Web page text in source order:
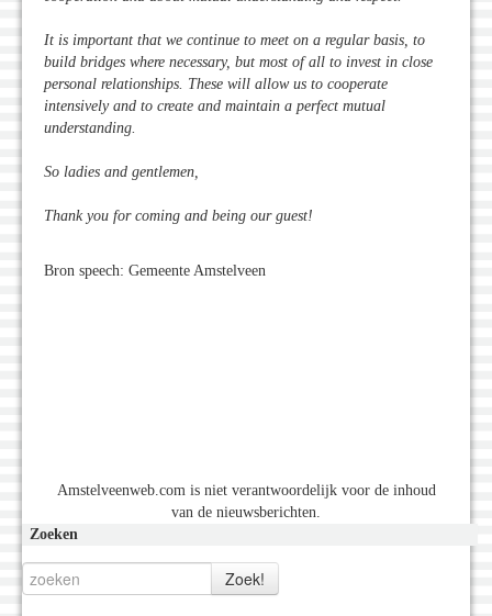
It is important that we continue to meet on a regular basis, to
build bridges where necessary, but most of all to invest in close
personal relationships. These will allow us to cooperate
intensively and to create and maintain a perfect mutual
understanding.
So ladies and gentlemen,
Thank you for coming and being our guest!
Bron speech: Gemeente Amstelveen
Amstelveenweb.com is niet verantwoordelijk voor de inhoud
van de nieuwsberichten.
Zoeken